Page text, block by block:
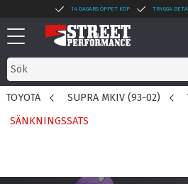
Meny
14 DAGARS ÖPPET KÖP TRYGGA
TOYOTA SUPRA MKIV (93-02)
SÄNKNINGSSATS